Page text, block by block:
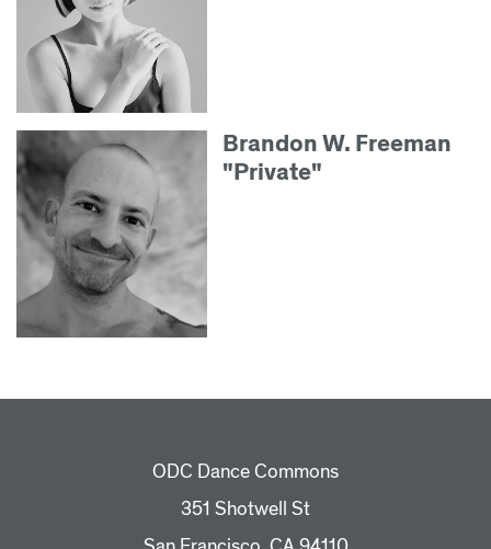
Brandon W. Freeman
"Private"
ODC Dance Commons
351 Shotwell St